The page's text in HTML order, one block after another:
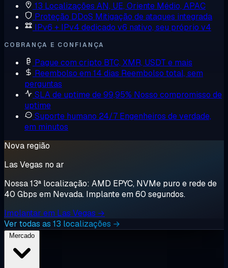
13 Localizações AN, UE, Oriente Médio, APAC
Proteção DDoS Mitigação de ataques integrada
IPv6 + IPv4 dedicado v6 nativo, seu próprio v4
COBRANÇA E CONFIANÇA
Pague com cripto BTC, XMR, USDT e mais
Reembolso em 14 dias Reembolso total, sem
perguntas
SLA de uptime de 99,95% Nosso compromisso de
uptime
Suporte humano 24/7 Engenheiros de verdade,
em minutos
Nova região
Las Vegas no ar
Nossa 13ª localização: AMD EPYC, NVMe puro e rede de
40 Gbps em Nevada. Implante em 60 segundos.
Implantar em Las Vegas →
Ver todas as 13 localizações →